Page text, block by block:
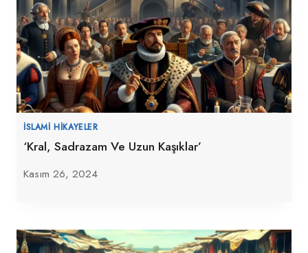
İSLAMI HIKAYELER
‘Kral, Sadrazam Ve Uzun Kaşıklar’
Kasım 26, 2024